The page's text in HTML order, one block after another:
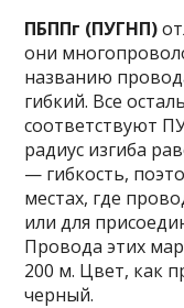
ПБППг (ПУГНП)
они
названию
гибкий. Все
соответствуют
радиус изгиба
— гибкость,
местах, где
или для
Провода этих
200 м. Цвет, как
черный.